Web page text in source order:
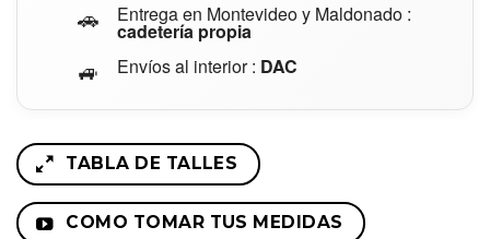
🚗 Entrega en Montevideo y Maldonado :
cadetería propia
🚙 Envíos al interior : DAC
TABLA DE TALLES
COMO TOMAR TUS MEDIDAS